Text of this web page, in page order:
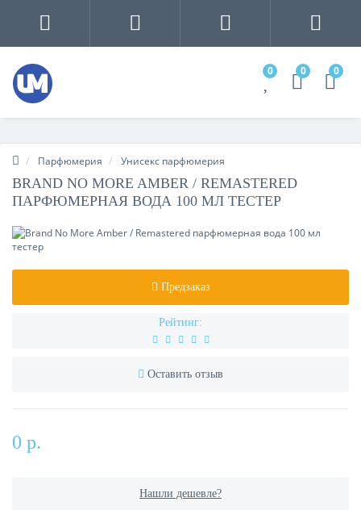
0 0 0
Парфюмерия Унисекс парфюмерия
BRAND NO MORE AMBER / REMASTERED
ПАРФЮМЕРНАЯ ВОДА 100 МЛ ТЕСТЕР
Предзаказ
Рейтинг:
Оставить отзыв
0 р.
Нашли дешевле?